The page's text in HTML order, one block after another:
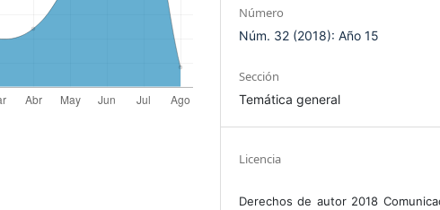
Número
Núm. 32 (2018): Año 15
Sección
Temática general
Licencia
Derechos de autor 2018